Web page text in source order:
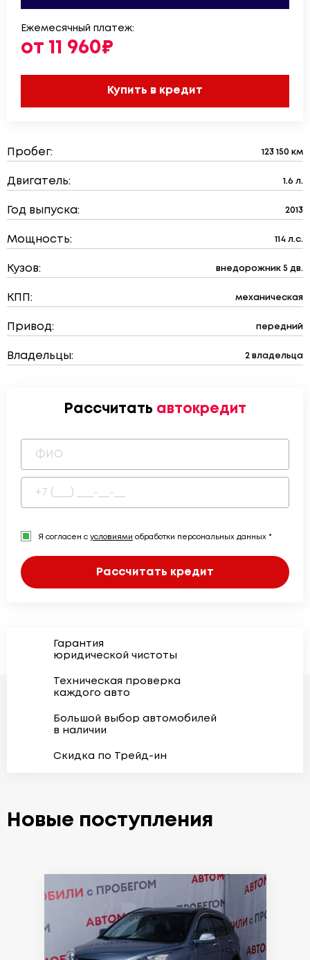
Ежемесячный платеж:
от 11 960₽
Купить в кредит
Пробег: 123 150 км
Двигатель: 1.6 л.
Год выпуска: 2013
Мощность: 114 л.с.
Кузов: внедорожник 5 дв.
КПП: механическая
Привод: передний
Владельцы: 2 владельца
Рассчитать автокредит
Я согласен с условиями обработки персональных данных *
Рассчитать кредит
Гарантия
юридической чистоты
Техническая проверка
каждого авто
Большой выбор автомобилей
в наличии
Скидка по Трейд-ин
Новые поступления